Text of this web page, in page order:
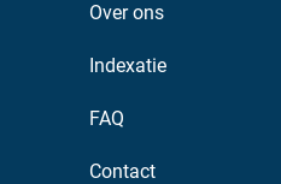
Over ons
Indexatie
FAQ
Contact